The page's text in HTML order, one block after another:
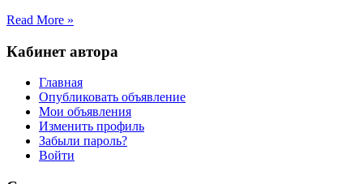
Read More »
Кабинет автора
Главная
Опубликовать объявление
Мои объявления
Изменить профиль
Забыли пароль?
Войти